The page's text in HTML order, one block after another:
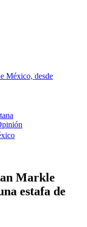
México, desde
Markle
estafa de